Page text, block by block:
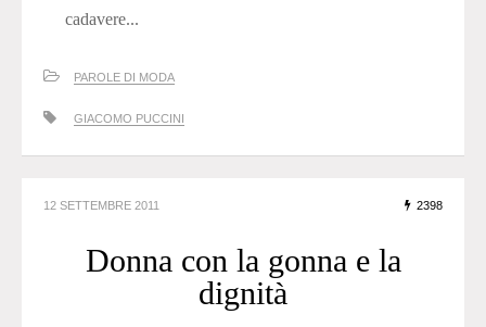
cadavere...
PAROLE DI MODA
GIACOMO PUCCINI
12 SETTEMBRE 2011 2398
Donna con la gonna e la
dignità